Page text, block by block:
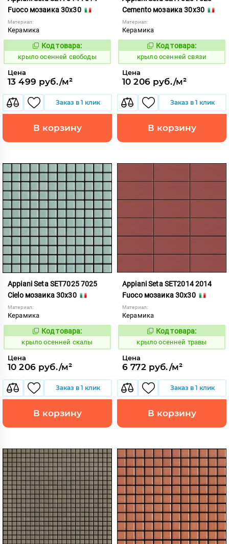
Fuoco мозаика 30x30
Материал:
Керамика
836585
Код товара:
крыло осенней свободы
Цена
13 499 руб./м²
Заказ в 1 клик
В корзину
Cemento мозаика 30x30
Материал:
Керамика
836586
Код товара:
крыло осенней связи
Цена
10 206 руб./м²
Заказ в 1 клик
В корзину
Appiani Seta SET7025 7025
Cielo мозаика 30x30
Материал:
Керамика
836591
Код товара:
крыло осенней скалы
Цена
10 206 руб./м²
Заказ в 1 клик
В корзину
Appiani Seta SET2014 2014
Fuoco мозаика 30x30
Материал:
Керамика
836607
Код товара:
крыло осенней травы
Цена
6 772 руб./м²
Заказ в 1 клик
В корзину